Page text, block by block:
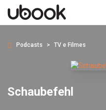
Podcasts TV e Filmes
Schaubefehl